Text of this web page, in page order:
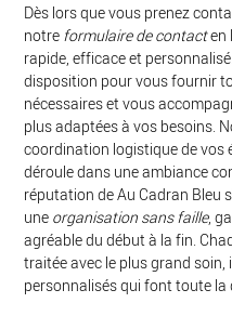
Dès lors que vous prenez
notre formulaire de contacten
rapide, efficace et
disposition pour vous fournir
nécessaires et vous
plus adaptées à vos besoins.
coordination logistique de vos
déroule dans une ambiance
réputation de Au Cadran Bleu
une organisation sans faille,
agréable du début à la fin.
traitée avec le plus grand
personnalisés qui font toute la